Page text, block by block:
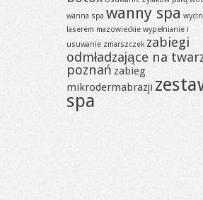
wanna spa wanny spa
laserem mazowieckie wypełnianie i
usuwanie zmarszczek zabiegi
odmładzające na
poznań zabieg
mikrodermabrazji
spa